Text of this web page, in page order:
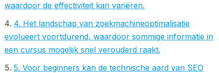
waardoor de effectiviteit kan variëren.
4. Het landschap van zoekmachineoptimalisatie
evolueert voortdurend, waardoor sommige informatie in
een cursus mogelijk snel verouderd raakt.
5. Voor beginners kan de technische aard van SEO